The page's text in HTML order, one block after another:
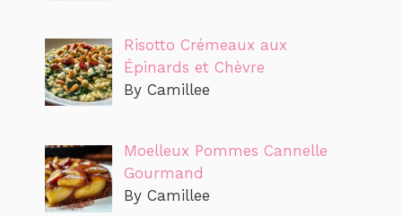
Risotto Crémeaux aux
Épinards et Chèvre
By Camillee
Moelleux Pommes Cannelle
Gourmand
By Camillee